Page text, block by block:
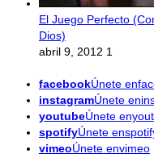
El Juego Perfecto
Dios)
abril 9, 2012 1
facebookÚnete
instagramÚnete
youtubeÚnete
spotifyÚnete
vimeoÚnete envimeo